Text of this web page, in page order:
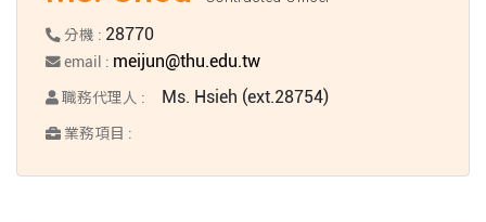
分機 : 28770
email : meijun@thu.edu.tw
職務代理人 : Ms. Hsieh (ext.28754)
業務項目 :